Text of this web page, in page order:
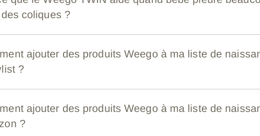
coliques ?
ajouter des produits Weego à ma liste de
?
ajouter des produits Weego à ma liste de
?